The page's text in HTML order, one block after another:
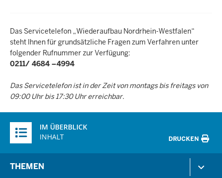
Das Servicetelefon „Wiederaufbau Nordrhein-Westfalen“
steht Ihnen für grundsätzliche Fragen zum Verfahren unter
folgender Rufnummer zur Verfügung:
0211/ 4684 –4994
Das Servicetelefon ist in der Zeit von montags bis freitags von
09:00 Uhr bis 17:30 Uhr erreichbar.
Inhalte
IM ÜBERBLICK
INHALT
DRUCKEN
in
THEMEN